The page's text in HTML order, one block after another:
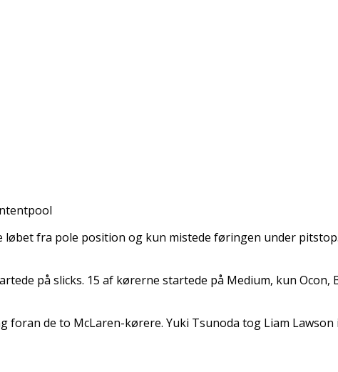
fra pole position og kun mistede føringen under
på slicks. 15 af kørerne startede på Medium, kun
de to McLaren-kørere. Yuki Tsunoda tog Liam